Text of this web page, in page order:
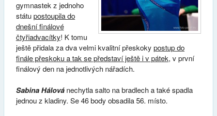
gymnastek z jednoho
státupostoupila do
dnešní finálové
čtyřiadvacítky! K tomu
ještě přidala za dva velmi kvalitní přeskoky postup do
finále přeskoku a tak se představí ještě i v pátek, v první
finálový den na jednotlivých nářadích.
Sabina Hálovánechytla salto na bradlech a také spadla
jednou z kladiny. Se 46 body obsadila 56. místo.